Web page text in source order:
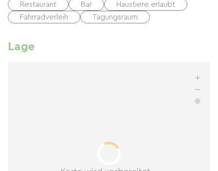
Restaurant Bar
Haustiere erlaubt
Fahrradverleih
Tagungsraum
Lage